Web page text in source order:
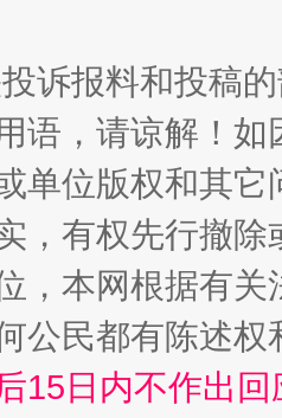
诉报料和投稿
语，请谅解！
单位版权和其它
，有权先行撤
，本网根据有
公民都有陈述
15日内不作出